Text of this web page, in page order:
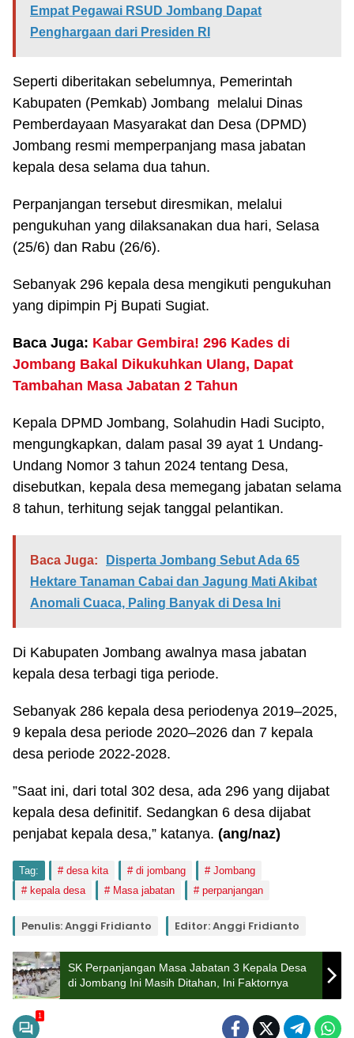
Empat Pegawai RSUD Jombang Dapat
Penghargaan dari Presiden RI
Seperti diberitakan sebelumnya, Pemerintah
Kabupaten (Pemkab) Jombang melalui Dinas
Pemberdayaan Masyarakat dan Desa (DPMD)
Jombang resmi memperpanjang masa jabatan
kepala desa selama dua tahun.
Perpanjangan tersebut diresmikan, melalui
pengukuhan yang dilaksanakan dua hari, Selasa
(25/6) dan Rabu (26/6).
Sebanyak 296 kepala desa mengikuti pengukuhan
yang dipimpin Pj Bupati Sugiat.
Baca Juga: Kabar Gembira! 296 Kades di
Jombang Bakal Dikukuhkan Ulang, Dapat
Tambahan Masa Jabatan 2 Tahun
Kepala DPMD Jombang, Solahudin Hadi Sucipto,
mengungkapkan, dalam pasal 39 ayat 1 Undang-
Undang Nomor 3 tahun 2024 tentang Desa,
disebutkan, kepala desa memegang jabatan selama
8 tahun, terhitung sejak tanggal pelantikan.
Baca Juga:
Disperta Jombang Sebut Ada 65
Hektare Tanaman Cabai dan Jagung Mati Akibat
Anomali Cuaca, Paling Banyak di Desa Ini
Di Kabupaten Jombang awalnya masa jabatan
kepala desa terbagi tiga periode.
Sebanyak 286 kepala desa periodenya 2019–2025,
9 kepala desa periode 2020–2026 dan 7 kepala
desa periode 2022-2028.
”Saat ini, dari total 302 desa, ada 296 yang dijabat
kepala desa definitif. Sedangkan 6 desa dijabat
penjabat kepala desa,” katanya. (ang/naz)
Tag: desa kita di jombang
Jombang
kepala desa
Masa jabatan perpanjangan
Penulis: Anggi Fridianto Editor: Anggi Fridianto
SK Perpanjangan Masa Jabatan 3 Kepala Desa
di Jombang Ini Masih Ditahan, Ini Faktornya
1